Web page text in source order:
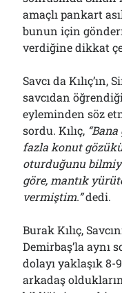
amaçlı pankart
bunun için
verdiğine dikkat
Savcı da
savcıdan
eyleminden söz
sordu. Kılıç,
fazla konut
oturduğunu
göre, mantık
vermiştim.”dedi.
Burak Kılıç,
Demirbaş’la aynı
dolayı yaklaşık
arkadaş